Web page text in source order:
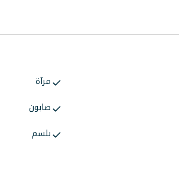
مرآة
صابون
بلسم